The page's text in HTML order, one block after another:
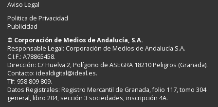
Aviso Legal
Politica de Privacidad
Publicidad
© Corporación de Medios de Andalucía, S.A.
Responsable Legal: Corporación de Medios de Andalucía S.A.
C.I.F.: A78865458.
Dirección: C/ Huelva 2, Polígono de ASEGRA 18210 Peligros (Granada).
Contacto: idealdigital@ideal.es.
Tlf: 958 809 809.
Datos Registrales: Registro Mercantil de Granada, folio 117, tomo 304
general, libro 204, sección 3 sociedades, inscripción 4A.